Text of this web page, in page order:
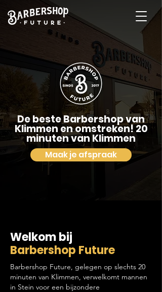
De beste Barbershop van
Klimmen en omstreken! 20
minuten van Klimmen
Maak je afspraak
Welkom bij
Barbershop Future
Barbershop Future, gelegen op slechts 20
minuten van Klimmen, verwelkomt mannen
in Stein voor een bijzondere